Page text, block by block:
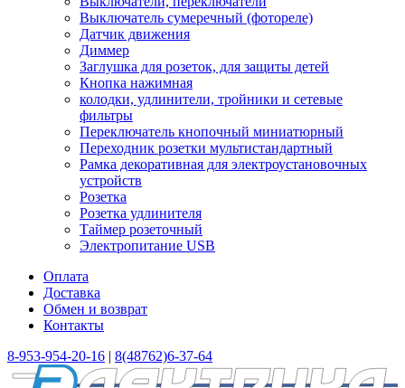
Выключатель сумеречный (фотореле)
Датчик движения
Диммер
Заглушка для розеток, для защиты детей
Кнопка нажимная
колодки, удлинители, тройники и сетевые
фильтры
Переключатель кнопочный миниатюрный
Переходник розетки мультистандартный
Рамка декоративная для электроустановочных
устройств
Розетка
Розетка удлинителя
Таймер розеточный
Электропитание USB
Оплата
Доставка
Обмен и возврат
Контакты
8-953-954-20-16 | 8(48762)6-37-64